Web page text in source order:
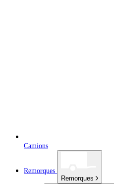
Camions
Remorques
Remorques